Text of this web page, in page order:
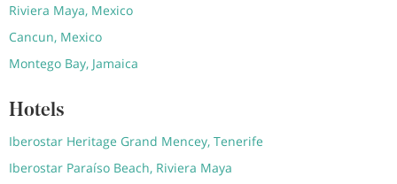
Riviera Maya, Mexico
Cancun, Mexico
Montego Bay, Jamaica
Hotels
Iberostar Heritage Grand Mencey, Tenerife
Iberostar Paraíso Beach, Riviera Maya